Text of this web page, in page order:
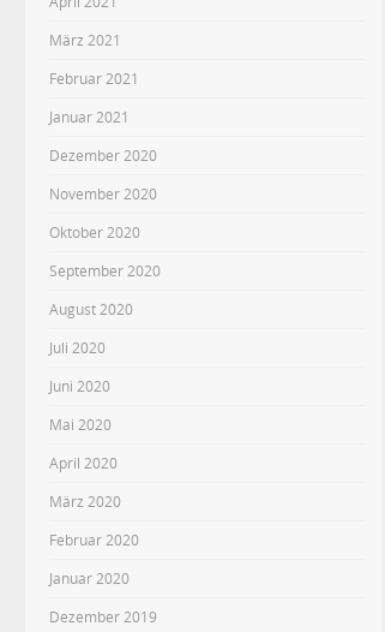
März 2021
Februar 2021
Januar 2021
Dezember 2020
November 2020
Oktober 2020
September 2020
August 2020
Juli 2020
Juni 2020
Mai 2020
April 2020
März 2020
Februar 2020
Januar 2020
Dezember 2019